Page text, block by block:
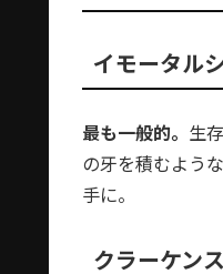
イモータル
最も一般的。 生
の牙を積むよう
手に。
クラーケン